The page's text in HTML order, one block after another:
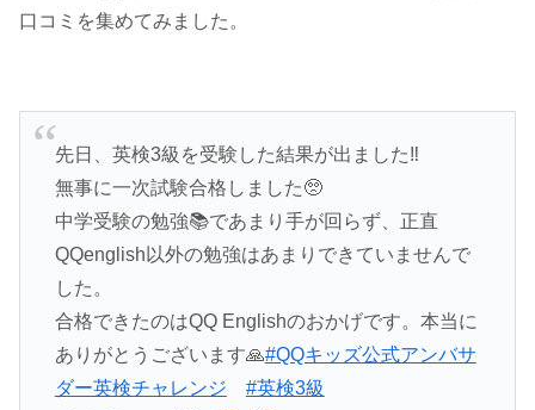
口コミを集めてみました。
先日、英検3級を受験した結果が出ました‼️
無事に一次試験合格しました🥺
中学受験の勉強📚であまり手が回らず、正直
QQenglish以外の勉強はあまりできていませんで
した。
合格できたのはQQ Englishのおかげです。本当に
ありがとうございます🙏#QQキッズ公式アンバサ
ダー英検チャレンジ
#英検3級